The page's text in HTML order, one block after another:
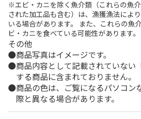
※エビ・カニを除く魚介類（これらの魚
された加工品も含む）は、漁獲漁法によ
いる場合があります。 また、これらの魚
ビ・カニを食べている可能性があります。
その他
商品写真はイメージです。
商品内容として記載されていない
する商品に含まれておりません。
商品の色は、ご覧になるパソコン
際と異なる場合があります。